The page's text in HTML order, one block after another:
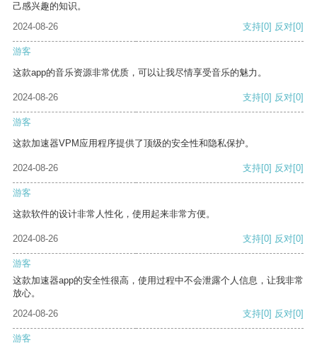
己感兴趣的知识。
2024-08-26
支持[0] 反对[0]
游客
这款app的音乐资源非常优质，可以让我尽情享受音乐的魅力。
2024-08-26 支持[0] 反对[0]
游客
这款加速器VPM应用程序提供了顶级的安全性和隐私保护。
2024-08-26 支持[0] 反对[0]
游客
这款软件的设计非常人性化，使用起来非常方便。
2024-08-26 支持[0] 反对[0]
游客
这款加速器app的安全性很高，使用过程中不会泄露个人信息，让我非常
放心。
2024-08-26
支持[0] 反对[0]
游客